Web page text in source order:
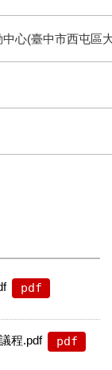
心(臺中市西屯區
pdf
程.pdf pdf